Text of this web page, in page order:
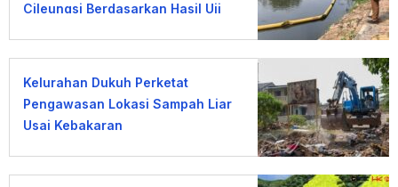
Cileungsi Berdasarkan Hasil Uji
Kelurahan Dukuh Perketat
Pengawasan Lokasi Sampah Liar
Usai Kebakaran